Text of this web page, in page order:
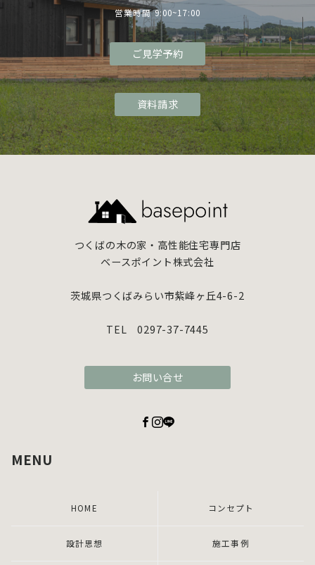
営業時間 9:00~17:00
ご見学予約
資料請求
つくばの木の家・高性能住宅専門店
ベースポイント株式会社
茨城県つくばみらい市紫峰ヶ丘4-6-2
TEL 0297-37-7445
お問い合せ
MENU
HOME コンセプト
設計思想 施工事例